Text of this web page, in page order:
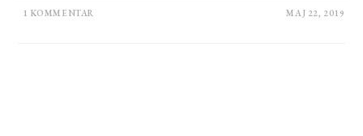
1 KOMMENTAR MAJ 22, 2019